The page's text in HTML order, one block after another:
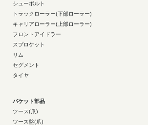
シューボルト
トラックローラー(下部ローラー)
キャリアローラー(上部ローラー)
フロントアイドラー
スプロケット
リム
セグメント
タイヤ
バケット部品
ツース(爪)
ツース盤(爪)